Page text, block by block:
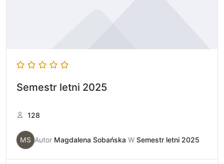
Semestr letni 2025
128
MS Autor Magdalena Sobańska W Semestr letni 2025